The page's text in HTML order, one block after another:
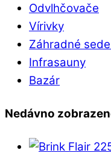
Odvlhčovače
Vírivky
Záhradné
Infrasauny
Bazár
Nedávno